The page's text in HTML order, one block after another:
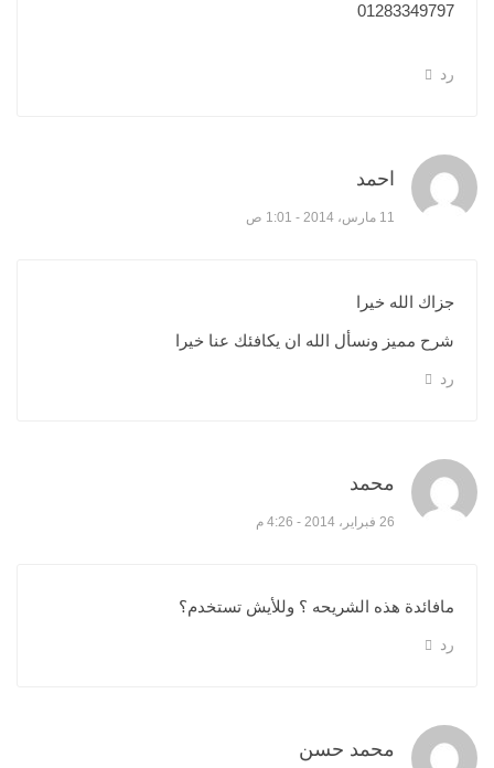
01283349797
رد
احمد
11 مارس، 2014 - 1:01 ص
جزاك الله خيرا
شرح مميز ونسأل الله ان يكافئك عنا خيرا
رد
محمد
26 فبراير، 2014 - 4:26 م
مافائدة هذه الشريحه ؟ وللأيش تستخدم؟
رد
محمد حسن